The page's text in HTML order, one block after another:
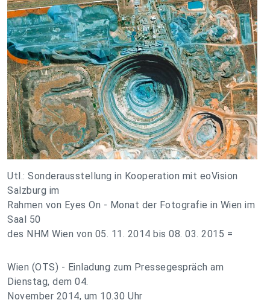
Utl.: Sonderausstellung in Kooperation mit eoVision
Salzburg im
Rahmen von Eyes On - Monat der Fotografie in Wien im
Saal 50
des NHM Wien von 05. 11. 2014 bis 08. 03. 2015 =
Wien (OTS) - Einladung zum Pressegespräch am
Dienstag, dem 04.
November 2014, um 10.30 Uhr